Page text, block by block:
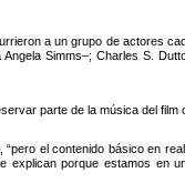
a un grupo de actores
Simms–; Charles S.
parte de la música del
el contenido básico en
explican porque estamos